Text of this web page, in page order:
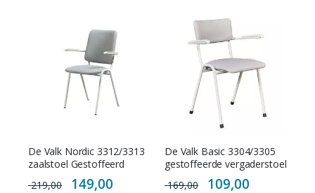
De Valk Nordic 3312/3313
zaalstoel Gestoffeerd
219,00
Special
Price
149,00
De Valk Basic 3304/3305
gestoffeerde vergaderstoel
169,00
Special
Price
109,00